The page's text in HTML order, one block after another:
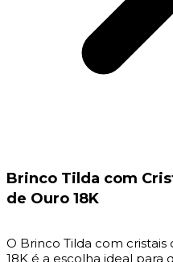
Brinco Tilda com
de Ouro 18K
O Brinco Tilda com
18K é a escolha ideal para